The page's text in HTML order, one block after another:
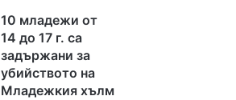
10 младежи от
14 до 17 г. са
задържани за
убийството на
Младежкия хълм